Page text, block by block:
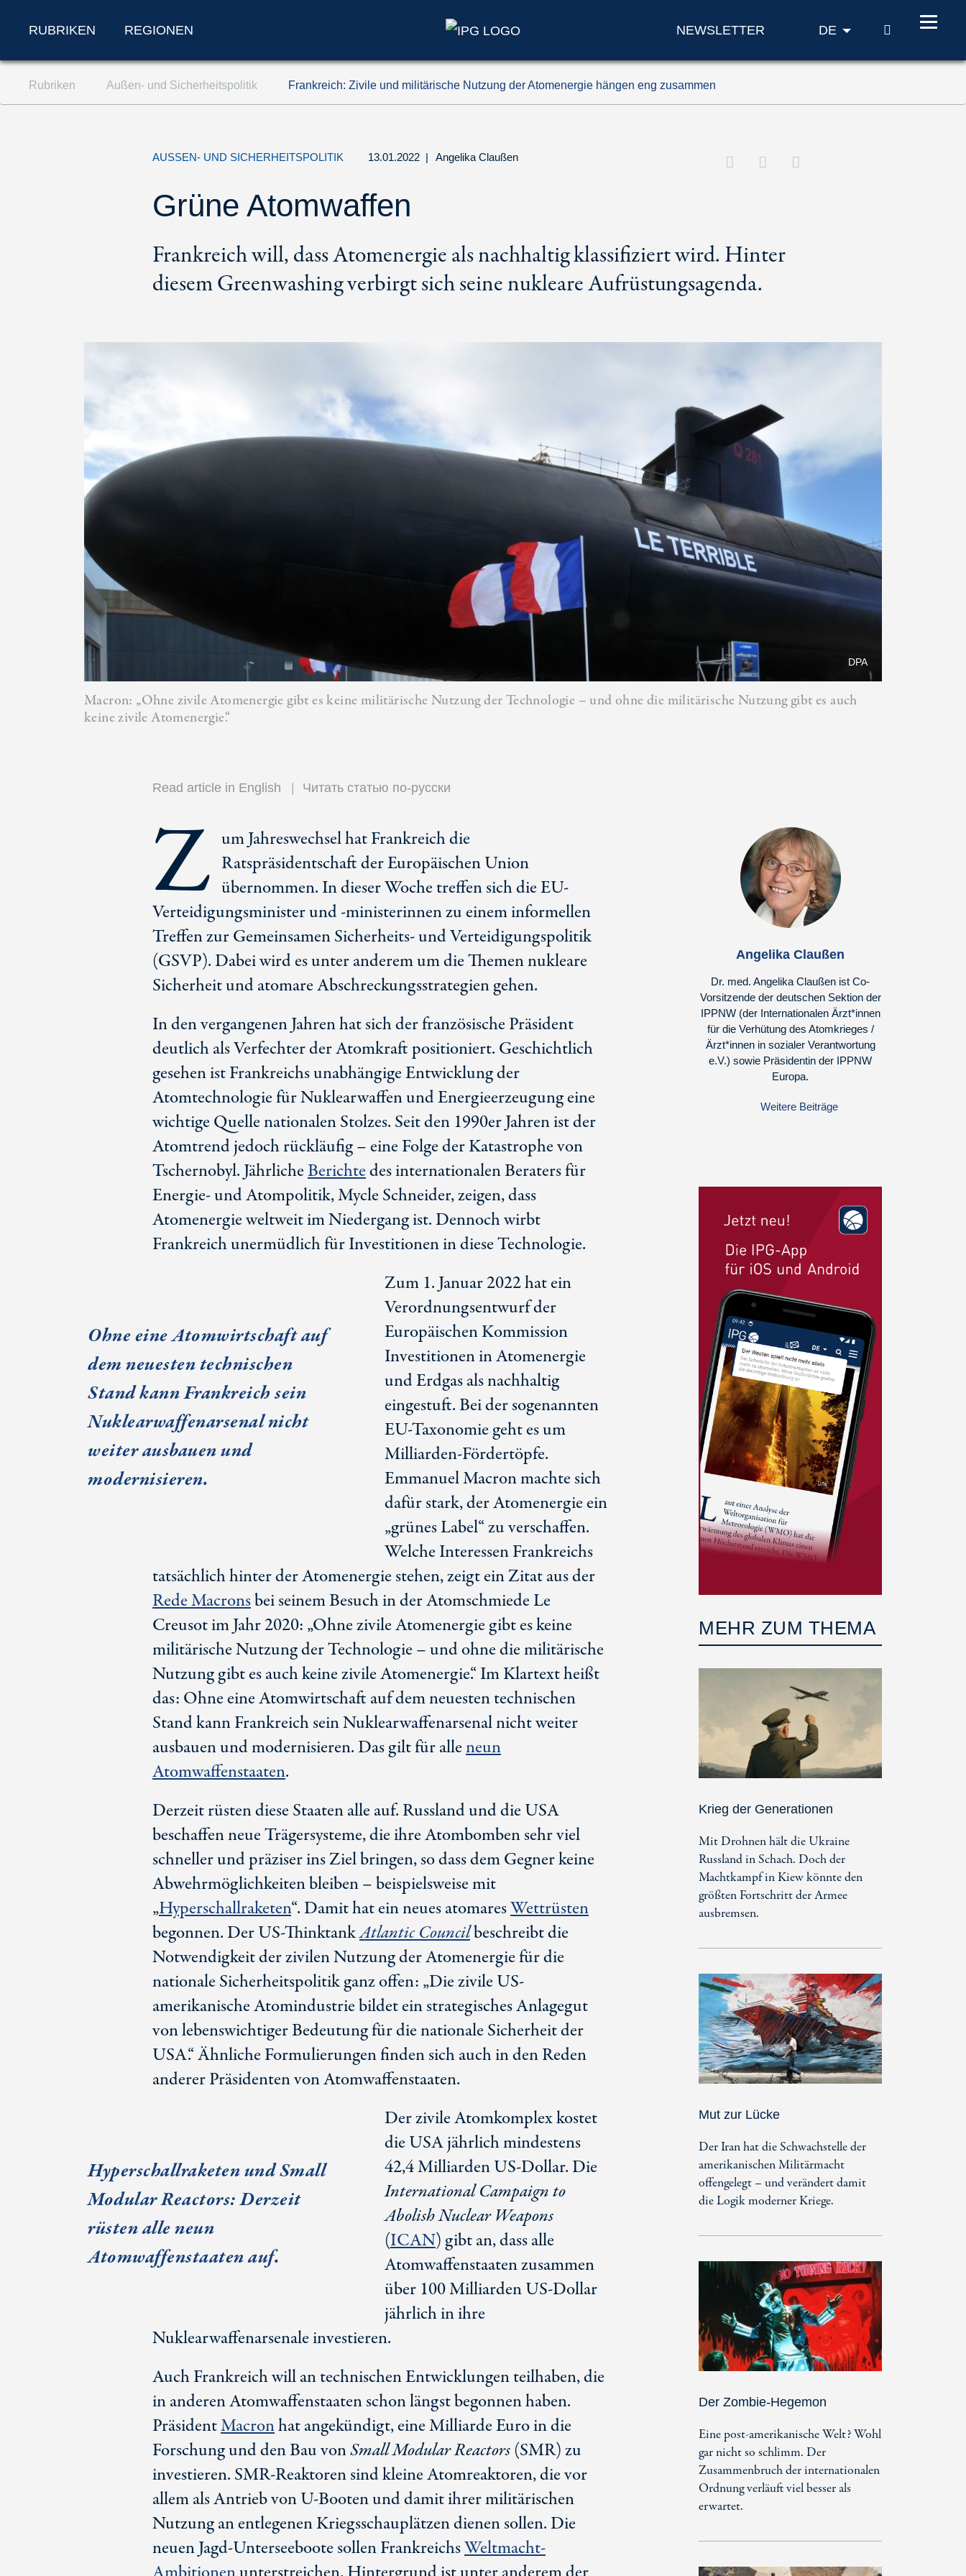
Zum Inhalt springen (Accesskey '1')
Zur Suche springen (Accesskey '2')
RUBRIKEN REGIONEN NEWSLETTER DE SUCHE
Rubriken Außen- und Sicherheitspolitik Frankreich: Zivile und militärische Nutzung der Atomenergie hängen eng zusammen
AUSSEN- UND SICHERHEITSPOLITIK 13.01.2022 | Angelika Claußen
Grüne Atomwaffen
Frankreich will, dass Atomenergie als nachhaltig klassifiziert wird. Hinter
diesem Greenwashing verbirgt sich seine nukleare Aufrüstungsagenda.
DPA
Macron: „Ohne zivile Atomenergie gibt es keine militärische Nutzung der Technologie – und ohne die militärische Nutzung gibt es auch
keine zivile Atomenergie.“
Read article in English Читать статью по-русски
Z um Jahreswechsel hat Frankreich die
Ratspräsidentschaft der Europäischen Union
übernommen. In dieser Woche treffen sich die EU-
Verteidigungsminister und -ministerinnen zu einem informellen
Treffen zur Gemeinsamen Sicherheits- und Verteidigungspolitik
(GSVP). Dabei wird es unter anderem um die Themen nukleare
Sicherheit und atomare Abschreckungsstrategien gehen.
In den vergangenen Jahren hat sich der französische Präsident
deutlich als Verfechter der Atomkraft positioniert. Geschichtlich
gesehen ist Frankreichs unabhängige Entwicklung der
Atomtechnologie für Nuklearwaffen und Energieerzeugung eine
wichtige Quelle nationalen Stolzes. Seit den 1990er Jahren ist der
Atomtrend jedoch rückläufig – eine Folge der Katastrophe von
Tschernobyl. JährlicheBerichtedes internationalen Beraters für
Energie- und Atompolitik, Mycle Schneider, zeigen, dass
Atomenergie weltweit im Niedergang ist. Dennoch wirbt
Frankreich unermüdlich für Investitionen in diese Technologie.
Ohne eine Atomwirtschaft auf
dem neuesten technischen
Stand kann Frankreich sein
Nuklearwaffenarsenal nicht
weiter ausbauen und
modernisieren.
Zum 1. Januar 2022 hat ein
Verordnungsentwurf der
Europäischen Kommission
Investitionen in Atomenergie
und Erdgas als nachhaltig
eingestuft. Bei der sogenannten
EU-Taxonomie geht es um
Milliarden-Fördertöpfe.
Emmanuel Macron machte sich
dafür stark, der Atomenergie ein
„grünes Label“ zu verschaffen.
Welche Interessen Frankreichs
tatsächlich hinter der Atomenergie stehen, zeigt ein Zitat aus der
Rede Macronsbei seinem Besuch in der Atomschmiede Le
Creusot im Jahr 2020: „Ohne zivile Atomenergie gibt es keine
militärische Nutzung der Technologie – und ohne die militärische
Nutzung gibt es auch keine zivile Atomenergie.“ Im Klartext heißt
das: Ohne eine Atomwirtschaft auf dem neuesten technischen
Stand kann Frankreich sein Nuklearwaffenarsenal nicht weiter
ausbauen und modernisieren. Das gilt für alleneun
Atomwaffenstaaten.
Derzeit rüsten diese Staaten alle auf. Russland und die USA
beschaffen neue Trägersysteme, die ihre Atombomben sehr viel
schneller und präziser ins Ziel bringen, so dass dem Gegner keine
Abwehrmöglichkeiten bleiben – beispielsweise mit
„Hyperschallraketen“. Damit hat ein neues atomaresWettrüsten
begonnen. Der US-ThinktankAtlantic Councilbeschreibt die
Notwendigkeit der zivilen Nutzung der Atomenergie für die
nationale Sicherheitspolitik ganz offen: „Die zivile US-
amerikanische Atomindustrie bildet ein strategisches Anlagegut
von lebenswichtiger Bedeutung für die nationale Sicherheit der
USA.“ Ähnliche Formulierungen finden sich auch in den Reden
anderer Präsidenten von Atomwaffenstaaten.
Hyperschallraketen und Small
Modular Reactors: Derzeit
rüsten alle neun
Atomwaffenstaaten auf.
Der zivile Atomkomplex kostet
die USA jährlich mindestens
42,4 Milliarden US-Dollar. Die
International Campaign to
Abolish Nuclear Weapons
(ICAN) gibt an, dass alle
Atomwaffenstaaten zusammen
über 100 Milliarden US-Dollar
jährlich in ihre
Nuklearwaffenarsenale investieren.
Auch Frankreich will an technischen Entwicklungen teilhaben, die
in anderen Atomwaffenstaaten schon längst begonnen haben.
PräsidentMacronhat angekündigt, eine Milliarde Euro in die
Forschung und den Bau vonSmall Modular Reactors(SMR) zu
investieren. SMR-Reaktoren sind kleine Atomreaktoren, die vor
allem als Antrieb von U-Booten und damit ihrer militärischen
Nutzung an entlegenen Kriegsschauplätzen dienen sollen. Die
neuen Jagd-Unterseeboote sollen FrankreichsWeltmacht-
Angelika Claußen
Dr. med. Angelika Claußen ist Co-
Vorsitzende der deutschen Sektion der
IPPNW (der Internationalen Ärzt*innen
für die Verhütung des Atomkrieges /
Ärzt*innen in sozialer Verantwortung
e.V.) sowie Präsidentin der IPPNW
Europa.
Weitere Beiträge
MEHR ZUM THEMA
Krieg der Generationen
Mit Drohnen hält die Ukraine
Russland in Schach. Doch der
Machtkampf in Kiew könnte den
größten Fortschritt der Armee
ausbremsen.
Mut zur Lücke
Der Iran hat die Schwachstelle der
amerikanischen Militärmacht
offengelegt – und verändert damit
die Logik moderner Kriege.
Der Zombie-Hegemon
Eine post-amerikanische Welt? Wohl
gar nicht so schlimm. Der
Zusammenbruch der internationalen
Ordnung verläuft viel besser als
erwartet.